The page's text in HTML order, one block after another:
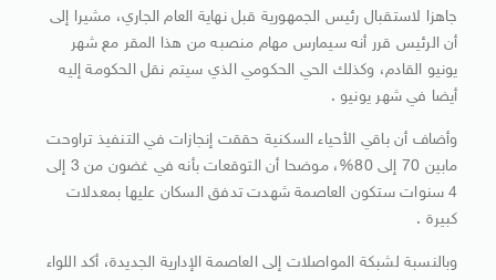
جاهزا لاستقبال رئيس الجمهورية قبل نهاية العام الجاري، مشيرا إلى
أن الرئيس قرر أنه سيمارس مهام منصبه من هذا المقر مع شهر
يونيو القادم، وكذلك الحي الحكومي الذي سيتم نقل الحكومة إليه
أيضا في شهر يونيو .
وأضاف أن باقي الأحياء السكنية حققت إنجازات في التنفيذ تراوحت
مابين 70 إلى 80%، موضحا أن التوقعات بأنه في غضون من 3 إلى
4 سنوات ستكون العاصمة شهدت تدفق السكان عليها بمعدلات
كبيرة .
وبالنسبة لشبكة المواصلات إلى العاصمة الإدارية الجديدة، أكد اللواء